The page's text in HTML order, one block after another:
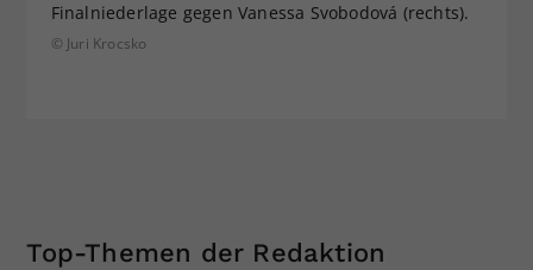
Finalniederlage gegen Vanessa Svobodová (rechts).
© Juri Krocsko
Top-Themen der Redaktion